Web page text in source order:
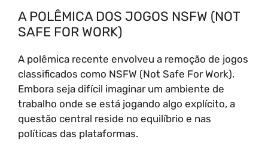
A POLÊMICA DOS JOGOS NSFW (NOT
SAFE FOR WORK)
A polêmica recente envolveu a remoção de jogos
classificados como NSFW (Not Safe For Work).
Embora seja difícil imaginar um ambiente de
trabalho onde se está jogando algo explícito, a
questão central reside no equilíbrio e nas
políticas das plataformas.